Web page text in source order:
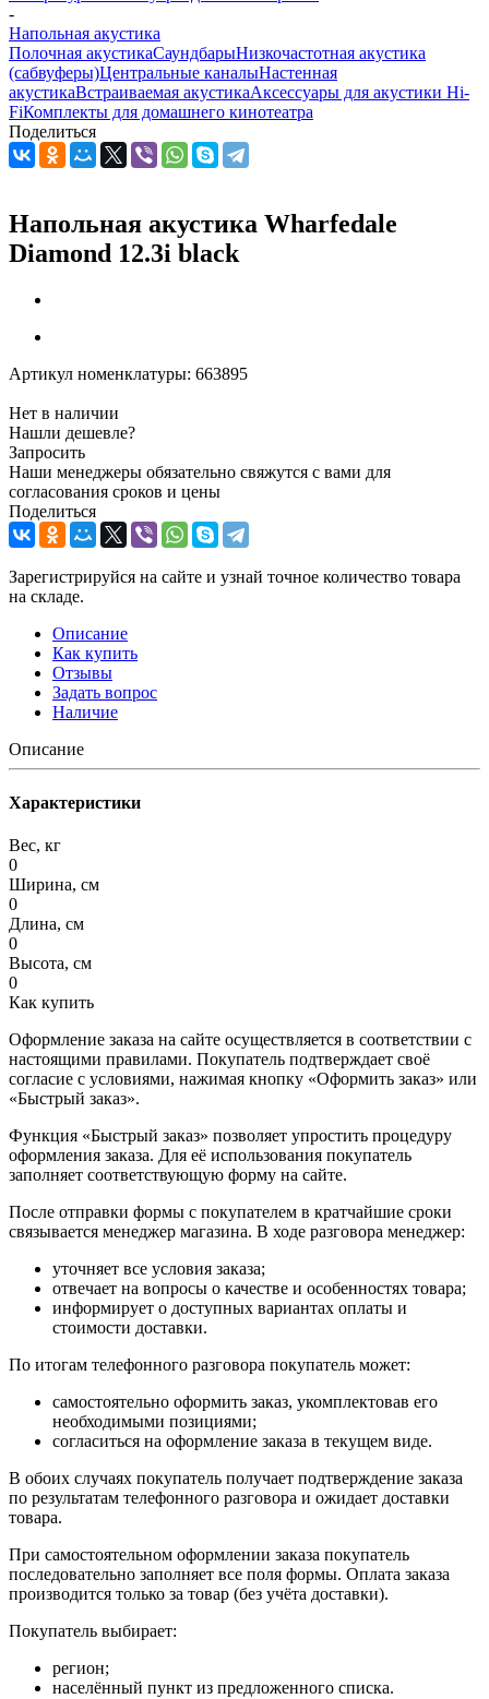
-
Напольная акустика
Полочная акустикаСаундбарыНизкочастотная акустика
(сабвуферы)Центральные каналыНастенная
акустикаВстраиваемая акустикаАксессуары для акустики Hi-
FiКомплекты для домашнего кинотеатра
Поделиться
Напольная акустика Wharfedale
Diamond 12.3i black
Артикул номенклатуры: 663895
Нет в наличии
Нашли дешевле?
Запросить
Наши менеджеры обязательно свяжутся с вами для
согласования сроков и цены
Поделиться
Зарегистрируйся на сайте и узнай точное количество товара
на складе.
Описание
Как купить
Отзывы
Задать вопрос
Наличие
Описание
Характеристики
Вес, кг
0
Ширина, см
0
Длина, см
0
Высота, см
0
Как купить
Оформление заказа на сайте осуществляется в соответствии с
настоящими правилами. Покупатель подтверждает своё
согласие с условиями, нажимая кнопку «Оформить заказ» или
«Быстрый заказ».
Функция «Быстрый заказ» позволяет упростить процедуру
оформления заказа. Для её использования покупатель
заполняет соответствующую форму на сайте.
После отправки формы с покупателем в кратчайшие сроки
связывается менеджер магазина. В ходе разговора менеджер:
уточняет все условия заказа;
отвечает на вопросы о качестве и особенностях товара;
информирует о доступных вариантах оплаты и
стоимости доставки.
По итогам телефонного разговора покупатель может:
самостоятельно оформить заказ, укомплектовав его
необходимыми позициями;
согласиться на оформление заказа в текущем виде.
В обоих случаях покупатель получает подтверждение заказа
по результатам телефонного разговора и ожидает доставки
товара.
При самостоятельном оформлении заказа покупатель
последовательно заполняет все поля формы. Оплата заказа
производится только за товар (без учёта доставки).
Покупатель выбирает:
регион;
населённый пункт из предложенного списка.